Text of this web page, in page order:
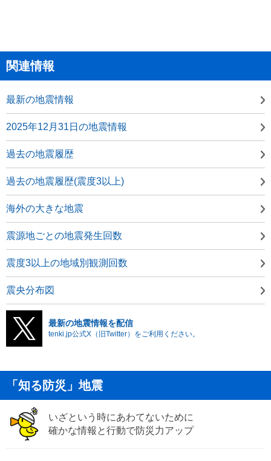
関連情報
最新の地震情報
2025年12月31日の地震情報
過去の地震履歴
過去の地震履歴(震度3以上)
海外の大きな地震
震源地ごとの地震発生回数
震度3以上の地域別観測回数
震央分布図
最新の地震情報を配信
tenki.jp公式X（旧Twitter）をご利用ください。
「知る防災」地震
いざという時にあわてないために
確かな情報と行動で防災力アップ